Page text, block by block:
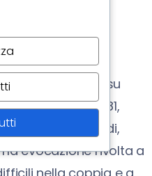
- Fiction
debutta su
film del 1981,
da otto episodi,
evocazione rivolta a